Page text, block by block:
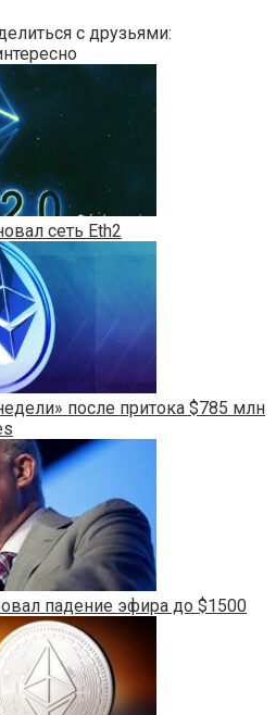
с друзьями:
сеть Eth2
после притока $785 млн
падение эфира до $1500